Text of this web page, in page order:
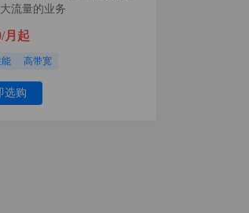
流量的业务
月起
高带宽
选购